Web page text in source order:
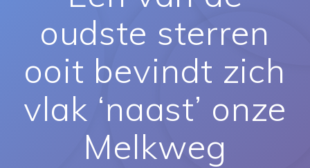
oudste sterren
ooit bevindt zich
vlak ‘naast’ onze
Melkweg